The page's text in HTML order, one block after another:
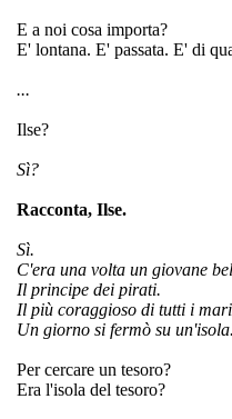
E a noi cosa importa?
E' lontana. E' passata. E' di
...
Ilse?
Sì?
Racconta, Ilse.
Sì.
C'era una volta un giovane
Il principe dei pirati.
Il più coraggioso di tutti i
Un giorno si fermò su
Per cercare un tesoro?
Era l'isola del tesoro?